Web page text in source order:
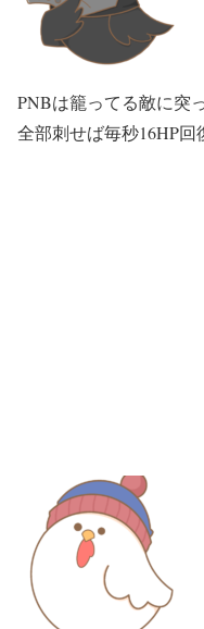
PNBは籠ってる敵に突
全部刺せば毎秒16HP